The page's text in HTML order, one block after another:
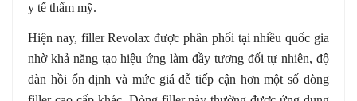
y tế thẩm mỹ.
Hiện nay, filler Revolax được phân phối tại nhiều quốc gia
nhờ khả năng tạo hiệu ứng làm đầy tương đối tự nhiên, độ
đàn hồi ổn định và mức giá dễ tiếp cận hơn một số dòng